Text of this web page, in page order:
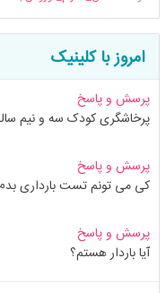
امروز با کلینیک
پرسش و پاسخ
پرخاشگری کودک سه و نیم
پرسش و پاسخ
کی می تونم تست بارداری
پرسش و پاسخ
آیا باردار هستم؟